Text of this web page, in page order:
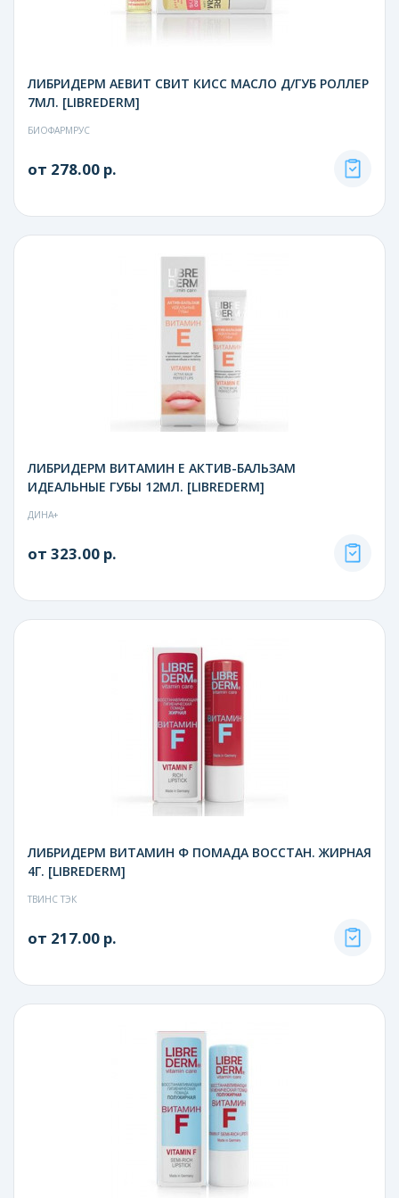
ЛИБРИДЕРМ АЕВИТ СВИТ КИСС МАСЛО Д/ГУБ РОЛЛЕР
7МЛ. [LIBREDERM]
БИОФАРМРУС
от 278.00 р.
ЛИБРИДЕРМ ВИТАМИН Е АКТИВ-БАЛЬЗАМ
ИДЕАЛЬНЫЕ ГУБЫ 12МЛ. [LIBREDERM]
ДИНА+
от 323.00 р.
ЛИБРИДЕРМ ВИТАМИН Ф ПОМАДА ВОССТАН. ЖИРНАЯ
4Г. [LIBREDERM]
ТВИНС ТЭК
от 217.00 р.